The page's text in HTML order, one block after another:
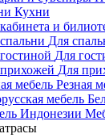
Кухни
Для
Для
Для
Резная